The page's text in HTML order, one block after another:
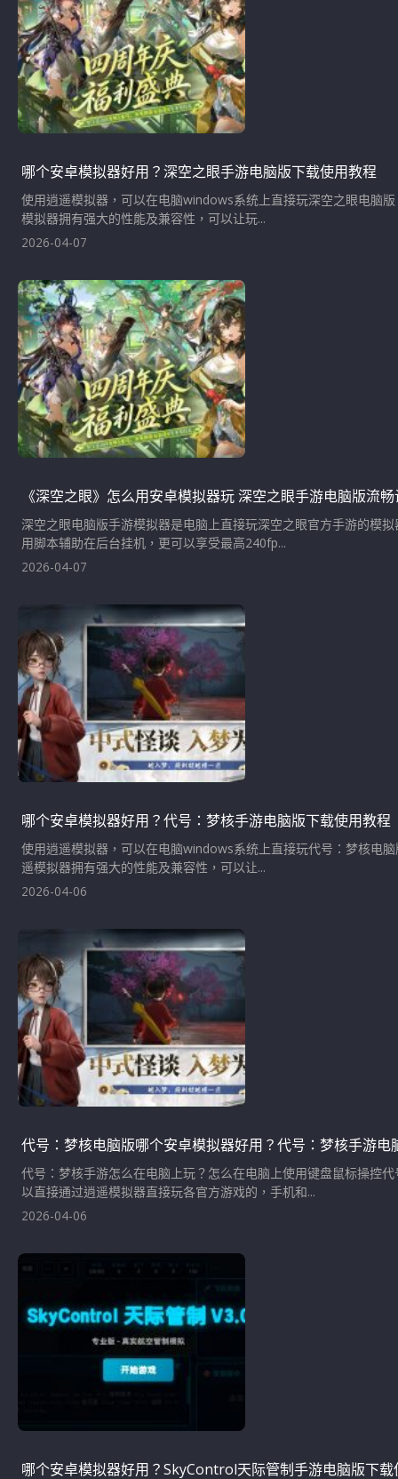
哪个安卓模拟器好用？深空之眼手游电脑版下载使用教程
使用逍遥模拟器，可以在电脑windows系统上直接玩深空之眼电脑
模拟器拥有强大的性能及兼容性，可以让玩...
2026-04-07
《深空之眼》怎么用安卓模拟器玩 深空之眼手游电脑版流
深空之眼电脑版手游模拟器是电脑上直接玩深空之眼官方手游的模
用脚本辅助在后台挂机，更可以享受最高240fp...
2026-04-07
哪个安卓模拟器好用？代号：梦核手游电脑版下载使用教程
使用逍遥模拟器，可以在电脑windows系统上直接玩代号：梦核电
遥模拟器拥有强大的性能及兼容性，可以让...
2026-04-06
代号：梦核电脑版哪个安卓模拟器好用？代号：梦核手游电
代号：梦核手游怎么在电脑上玩？怎么在电脑上使用键盘鼠标操控
以直接通过逍遥模拟器直接玩各官方游戏的，手机和...
2026-04-06
哪个安卓模拟器好用？SkyControl天际管制手游电脑版下载